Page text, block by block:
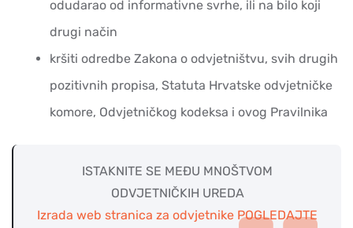
odudarao od informativne svrhe, ili na bilo koji
drugi način
kršiti odredbe Zakona o odvjetništvu, svih drugih
pozitivnih propisa, Statuta Hrvatske odvjetničke
komore, Odvjetničkog kodeksa i ovog Pravilnika
ISTAKNITE SE MEĐU MNOŠTVOM
ODVJETNIČKIH UREDA
Izrada web stranica za odvjetnike POGLEDAJTE